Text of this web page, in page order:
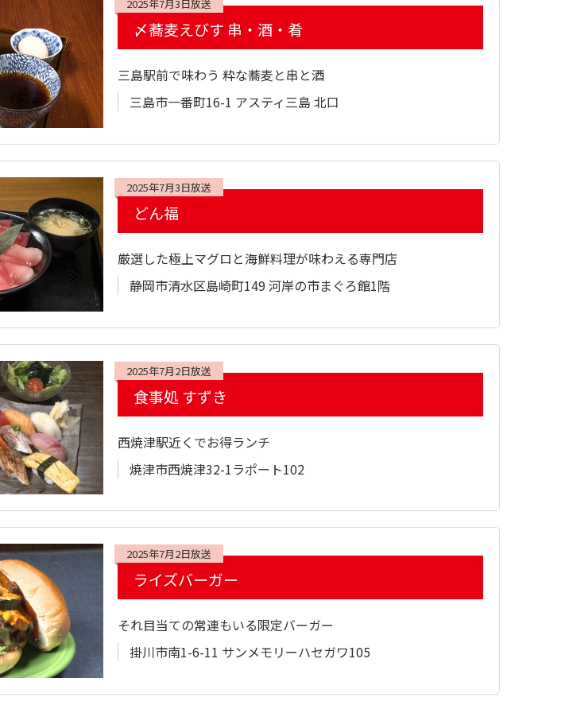
2025年7月3日放送
〆蕎麦えびす 串・酒・肴
三島駅前で味わう 粋な蕎麦と串と酒
三島市一番町16-1 アスティ三島 北口
2025年7月3日放送
どん福
厳選した極上マグロと海鮮料理が味わえる専門店
静岡市清水区島崎町149 河岸の市まぐろ館1階
2025年7月2日放送
食事処 すずき
西焼津駅近くでお得ランチ
焼津市西焼津32-1ラポート102
2025年7月2日放送
ライズバーガー
それ目当ての常連もいる限定バーガー
掛川市南1-6-11 サンメモリーハセガワ105